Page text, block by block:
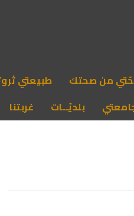
من صحتك طبيعتي
بلديّــات غربتنا